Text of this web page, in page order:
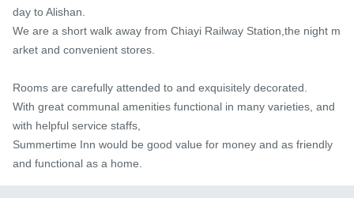
day to Alishan.
We are a short walk away from Chiayi Railway Station,the night m
arket and convenient stores.
Rooms are carefully attended to and exquisitely decorated.
With great communal amenities functional in many varieties, and
with helpful service staffs,
Summertime Inn would be good value for money and as friendly
and functional as a home.